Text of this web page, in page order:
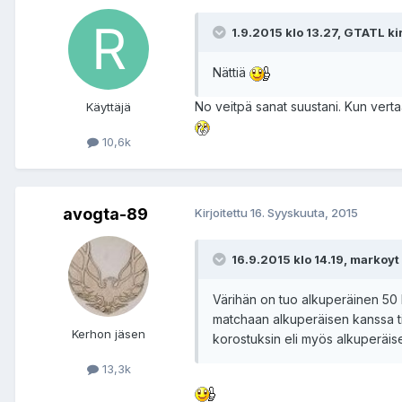
Käyttäjä
10,6k
1.9.2015 klo 13.27, GTATL
Nättiä
No veitpä sanat suustani. Kun
avogta-89
Kerhon jäsen
13,3k
Kirjoitettu 16. Syyskuuta, 2015
16.9.2015 klo 14.19,
Värihän on tuo alkuperäinen 50
matchaan alkuperäisen kanssa
korostuksin eli myös